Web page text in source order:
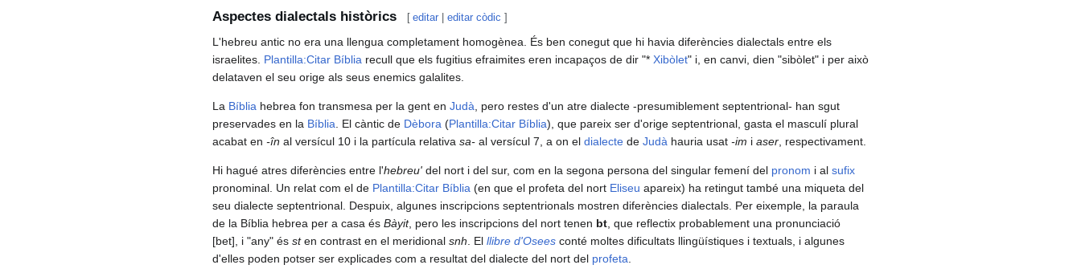
Aspectes dialectals històrics [ editar |editar còdic ]
L'hebreu antic no era una llengua completament homogènea. És ben conegut que hi havia diferències dialectals entre els
israelites. Plantilla:Citar Bíblia recull que els fugitius efraimites eren incapaços de dir "* Xibòlet" i, en canvi, dien "sibòlet" i per això
delataven el seu orige als seus enemics galalites.
La Bíblia hebrea fon transmesa per la gent en Judà , pero restes d'un atre dialecte -presumiblement septentrional- han sgut
preservades en la Bíblia . El càntic de Dèbora (Plantilla:Citar Bíblia), que pareix ser d'orige septentrional, gasta el masculí plural
acabat en -în al versícul 10 i la partícula relativa sa- al versícul 7, a on el dialecte de Judà hauria usat -im i aser , respectivament.
Hi hagué atres diferències entre l'hebreu' del nort i del sur, com en la segona persona del singular femení del pronom i al sufix
pronominal. Un relat com el de Plantilla:Citar Bíblia (en que el profeta del nort Eliseu apareix) ha retingut també una miqueta del
seu dialecte septentrional. Despuix, algunes inscripcions septentrionals mostren diferències dialectals. Per eixemple, la paraula
de la Bíblia hebrea per a casa és Bàyit, pero les inscripcions del nort tenen bt , que reflectix probablement una pronunciació
[bet], i "any" és sten contrast en el meridional snh . El llibre d'Osees conté moltes dificultats llingüístiques i textuals, i algunes
d'elles poden potser ser explicades com a resultat del dialecte del nort del profeta